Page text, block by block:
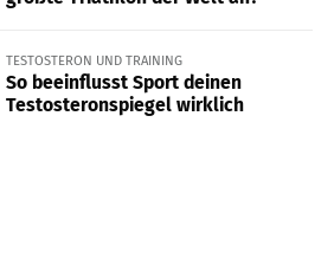
TESTOSTERON UND TRAINING
So beeinflusst Sport deinen
Testosteronspiegel wirklich